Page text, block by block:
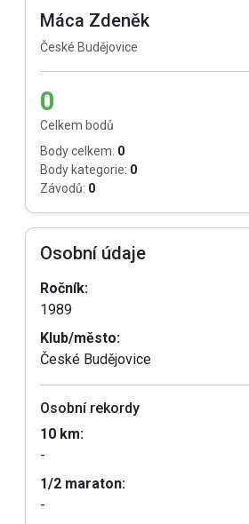
Máca Zdeněk
České Budějovice
0
Celkem bodů
Body celkem: 0
Body kategorie: 0
Závodů: 0
Osobní údaje
Ročník:
1989
Klub/město:
České Budějovice
Osobní rekordy
10 km:
-
1/2 maraton:
-